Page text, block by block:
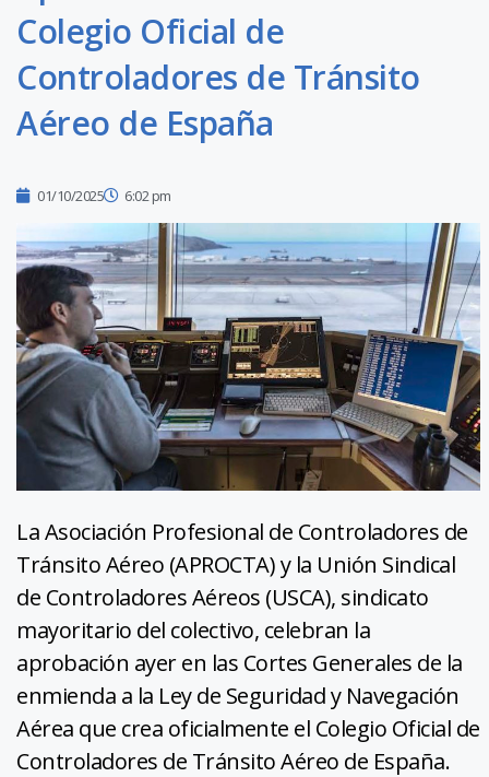
Colegio Oficial de
Controladores de Tránsito
Aéreo de España
01/10/2025 6:02 pm
La Asociación Profesional de Controladores de
Tránsito Aéreo (APROCTA) y la Unión Sindical
de Controladores Aéreos (USCA), sindicato
mayoritario del colectivo, celebran la
aprobación ayer en las Cortes Generales de la
enmienda a la Ley de Seguridad y Navegación
Aérea que crea oficialmente el Colegio Oficial de
Controladores de Tránsito Aéreo de España.